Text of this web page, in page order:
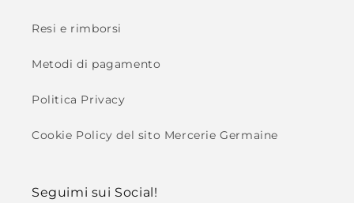
Resi e rimborsi
Metodi di pagamento
Politica Privacy
Cookie Policy del sito Mercerie Germaine
Seguimi sui Social!